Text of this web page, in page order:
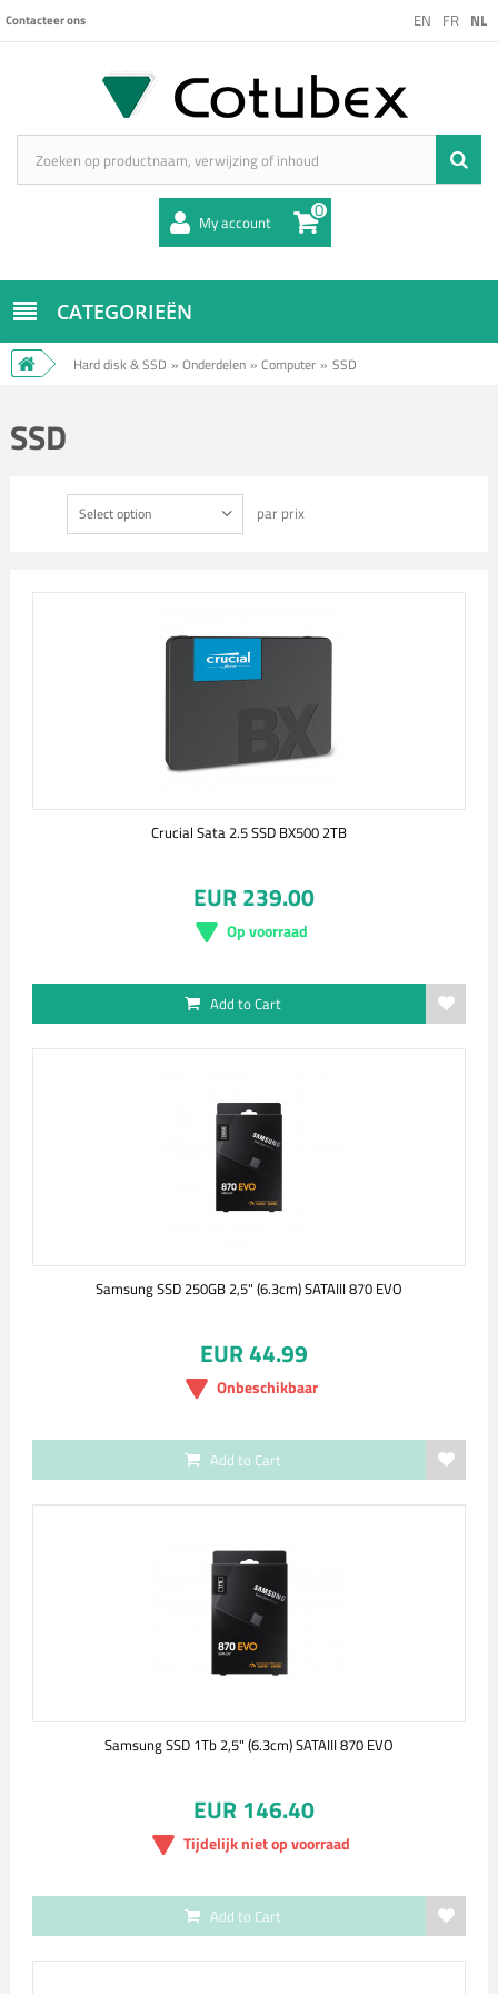
EN FR NL
Contacteer ons
My account 0
CATEGORIEËN
Hard disk & SSD » Onderdelen » Computer » SSD
SSD
Select option par prix
Crucial Sata 2.5 SSD BX500 2TB
EUR 239.00
Op voorraad
Add to Cart
Samsung SSD 250GB 2,5" (6.3cm) SATAIII 870 EVO
EUR 44.99
Onbeschikbaar
Add to Cart
Samsung SSD 1Tb 2,5" (6.3cm) SATAIII 870 EVO
EUR 146.40
Tijdelijk niet op voorraad
Add to Cart